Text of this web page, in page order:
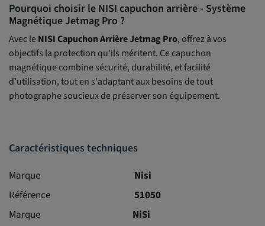
Pourquoi choisir le NISI capuchon arrière - Système
Magnétique Jetmag Pro ?
Avec leNISI Capuchon Arrière Jetmag Pro, offrez à vos
objectifs la protection qu'ils méritent. Ce capuchon
magnétique combine sécurité, durabilité, et facilité
d’utilisation, tout en s'adaptant aux besoins de tout
photographe soucieux de préserver son équipement.
Caractéristiques techniques
Marque
Nisi
Référence
51050
Marque
NiSi